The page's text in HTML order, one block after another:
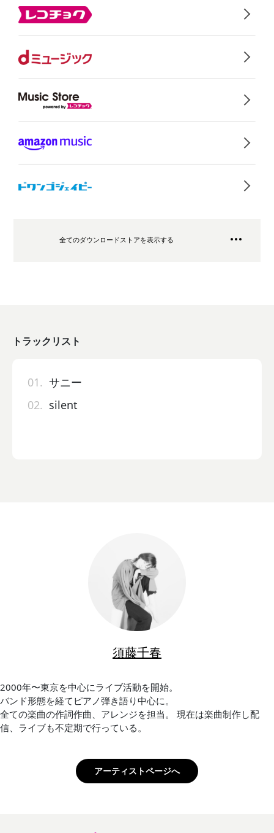
全てのダウンロードストアを表示する
トラックリスト
01. サニー
02. silent
須藤千春
2000年〜東京を中心にライブ活動を開始。
バンド形態を経てピアノ弾き語り中心に。
全ての楽曲の作詞作曲、アレンジを担当。 現在は楽曲制作し配
信、ライブも不定期で行っている。
アーティストページへ